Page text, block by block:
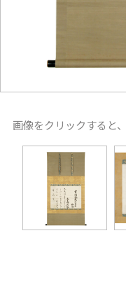
画像をクリックすると